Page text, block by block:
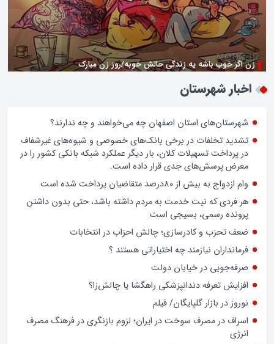
خوب باشه یه زندگی حالش خوبه/روز زن مبارک
شهرستان
استان اصفهان چه می‌خواهند و چه ندارند؟
تخلفات در برخی بانک‌های خصوصی و شیوه‌های غیرشفاف
تسهیلات کلان، بار دیگر عملکرد شبکه بانکی کشور را در
پرسش‌های جدی قرار داده است.
به بیش از 80درصد متقاضیان پرداخت شده است
که نیت خدمت به مردم داشته باشد، حتی بدون داشتن
رسمی، بسیجی است
تحزب و کادرسازی؛ چالش احزاب در انتخابات
نیازمند چه اختیاراتی هستند ؟
در خیابان دولت
تعرفه دندانپزشکی راهگشا یا چالش‌زا؟
در بازار گلپایگان/ فیلم
در مصرف سوخت در ایران؛ لزوم بازنگری در فرهنگ مصرف